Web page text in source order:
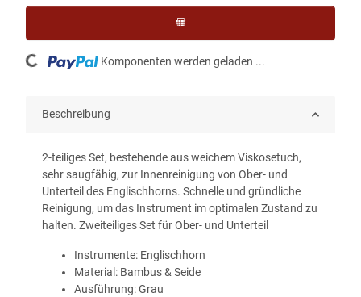
Loading... Komponenten werden geladen ...
Beschreibung
2-teiliges Set, bestehende aus weichem Viskosetuch,
sehr saugfähig, zur Innenreinigung von Ober- und
Unterteil des Englischhorns. Schnelle und gründliche
Reinigung, um das Instrument im optimalen Zustand zu
halten. Zweiteiliges Set für Ober- und Unterteil
Instrumente: Englischhorn
Material: Bambus & Seide
Ausführung: Grau